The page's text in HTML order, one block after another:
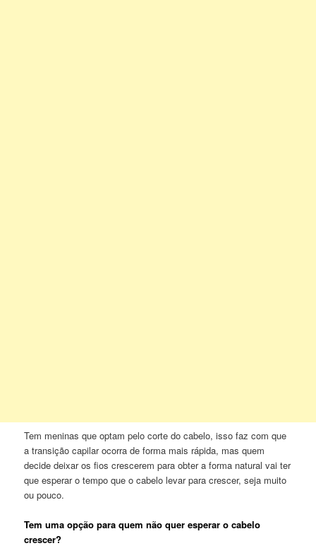
Tem meninas que optam pelo corte do cabelo, isso faz com que
a transição capilar ocorra de forma mais rápida, mas quem
decide deixar os fios crescerem para obter a forma natural vai ter
que esperar o tempo que o cabelo levar para crescer, seja muito
ou pouco.
Tem uma opção para quem não quer esperar o cabelo
crescer?